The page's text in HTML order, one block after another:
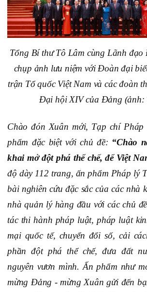
Tổng Bí thư Tô Lâm cùng Lãnh
chụp ảnh lưu niệm với Đoàn đại
trận Tổ quốc Việt Nam và các đoàn
Đại hội XIV của Đảng (ảnh:
Chào đón Xuân mới, Tạp chí
phẩm đặc biệt với chủ đề: “Chào
khai mở đột phá thể chế, để Việt
độ dày 112 trang, ấn phẩm Pháp lý
bài nghiên cứu đặc sắc của các nhà
nhà quản lý hàng đầu với các chủ
tác thi hành pháp luật, pháp luật
mại quốc tế, chuyển đổi số, cải
phần đột phá thể chế, đưa đất
nguyên vươn mình. Ấn phẩm như
mừng Đảng - mừng Xuân gửi đến